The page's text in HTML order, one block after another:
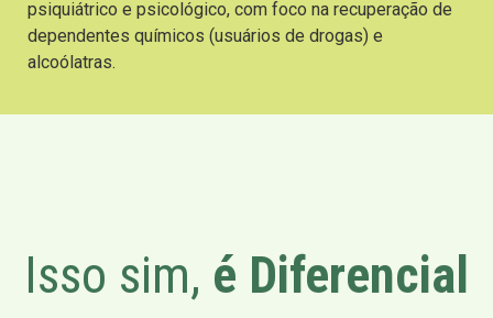
psiquiátrico e psicológico, com foco na recuperação de
dependentes químicos (usuários de drogas) e
alcoólatras.
Isso sim, é Diferencial